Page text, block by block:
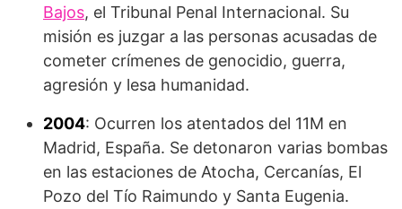
Bajos, el Tribunal Penal Internacional. Su
misión es juzgar a las personas acusadas de
cometer crímenes de genocidio, guerra,
agresión y lesa humanidad.
2004: Ocurren los atentados del 11M en
Madrid, España. Se detonaron varias bombas
en las estaciones de Atocha, Cercanías, El
Pozo del Tío Raimundo y Santa Eugenia.